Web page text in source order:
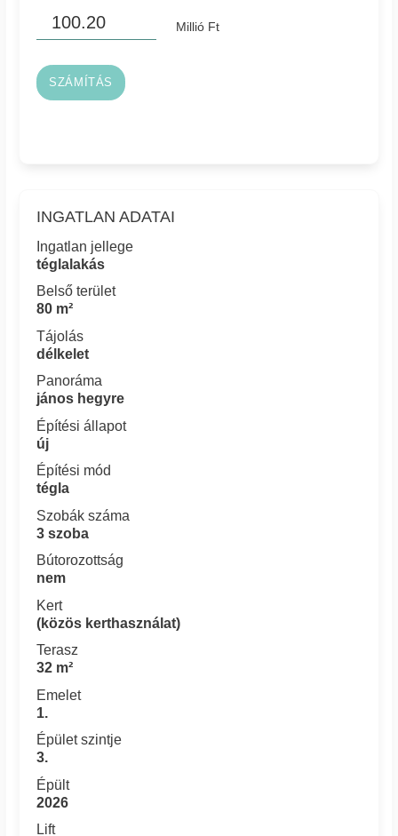
Millió Ft
SZÁMÍTÁS
INGATLAN ADATAI
Ingatlan jellege
téglalakás
Belső terület
80 m²
Tájolás
délkelet
Panoráma
jános hegyre
Építési állapot
új
Építési mód
tégla
Szobák száma
3 szoba
Bútorozottság
nem
Kert
(közös kerthasználat)
Terasz
32 m²
Emelet
1.
Épület szintje
3.
Épült
2026
Lift